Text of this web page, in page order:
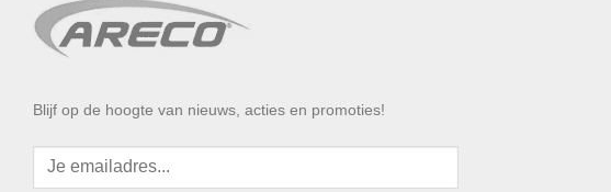
Blijf op de hoogte van nieuws, acties en promoties!